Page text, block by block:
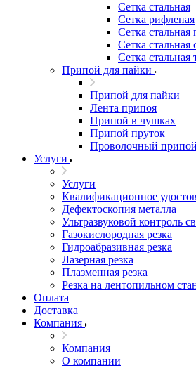
Сетка стальная
Сетка рифленая
Сетка стальная
Сетка стальная
Сетка стальная
Припой для пайки
Припой для пайки
Лента припоя
Припой в чушках
Припой пруток
Проволочный припой
Услуги
Услуги
Квалификационное
Дефектоскопия металла
Ультразвуковой контроль
Газокислородная резка
Гидроабразивная резка
Лазерная резка
Плазменная резка
Резка на лентопильном
Оплата
Доставка
Компания
Компания
О компании